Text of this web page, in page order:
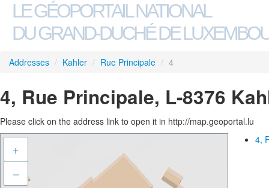
LE GÉOPORTAIL NATIONAL
DU GRAND-DUCHÉ DE
Addresses / Kahler / Rue Principale / 4
4, Rue Principale, L-8376
Please click on the address link to open it in http://map.geoportal.lu
+
–
4,